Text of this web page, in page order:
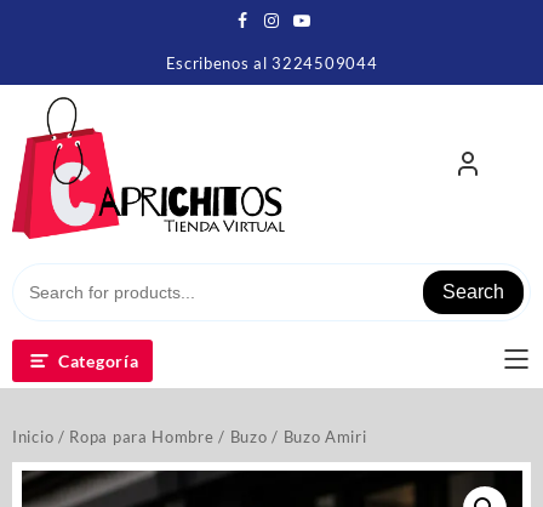
Escribenos al 3224509044
Search
Categoría
Inicio / Ropa para Hombre / Buzo / Buzo Amiri